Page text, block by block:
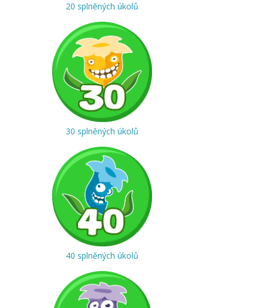
20 splněných úkolů
30 splněných úkolů
40 splněných úkolů